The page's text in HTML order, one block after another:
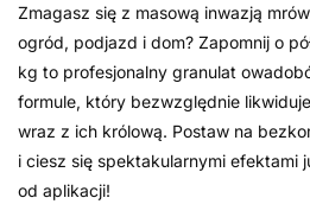
Zmagasz się z masową inwazją
ogród, podjazd i dom? Zapomnij o
kg to profesjonalny granulat
formule, który bezwzględnie
wraz z ich królową. Postaw na
i ciesz się spektakularnymi efektami
od aplikacji!